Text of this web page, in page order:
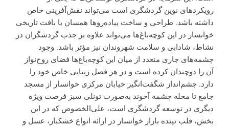
رویکردهای نوین گردشگری است می‌تواند نقش‌آفرینی خاص
داشته باشد. طراحی و ساخت پیاده‌روها همسان با بافت تاریخی
خوانسار در این کوچه‌باغ‌ها می‌تواند علاوه بر جذب گردشگران در
نشاط، شادابی و سلامت شهروندان نیز مؤثر باشد. وجود
چشمه‌های جاری متعدد از میان این کوچه‌باغ‌ها فضای روح‌نواز
آن را دوچندان کرده است و در هر فصل زیبایی خاص خود را
دارد. چشم‌انداز شگفت‌انگیز خیابان مرکزی خوانسار از مسجد
جامع تا محله چشمه آخوند به‌صورت تونلی سبز فرصت ویژه
دیگری در توسعه گردشگری است، علی‌الخصوص که در این
بخش، قلب تپنده بازار خوانسار در ارائه انواع خشکبار، عسل و